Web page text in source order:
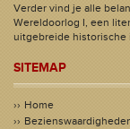
Verder vind je alle
Wereldoorlog I, een
uitgebreide historische
SITEMAP
Home